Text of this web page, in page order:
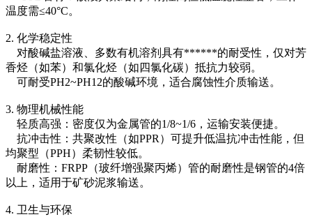
温度需≤40°C。
2. 化学稳定性
对酸碱盐溶液、多数有机溶剂具有******的耐受性，仅对芳
香烃（如苯）和氯化烃（如四氯化碳）抵抗力较弱。
可耐受PH2~PH12的酸碱环境，适合腐蚀性介质输送。
3. 物理机械性能
轻质高强：密度仅为金属管的1/8~1/6，运输安装便捷。
抗冲击性：共聚改性（如PPR）可提升低温抗冲击性能，但
均聚型（PPH）柔韧性较低。
耐磨性：FRPP（玻纤增强聚丙烯）管的耐磨性是钢管的4倍
以上，适用于矿砂泥浆输送。
4. 卫生与环保